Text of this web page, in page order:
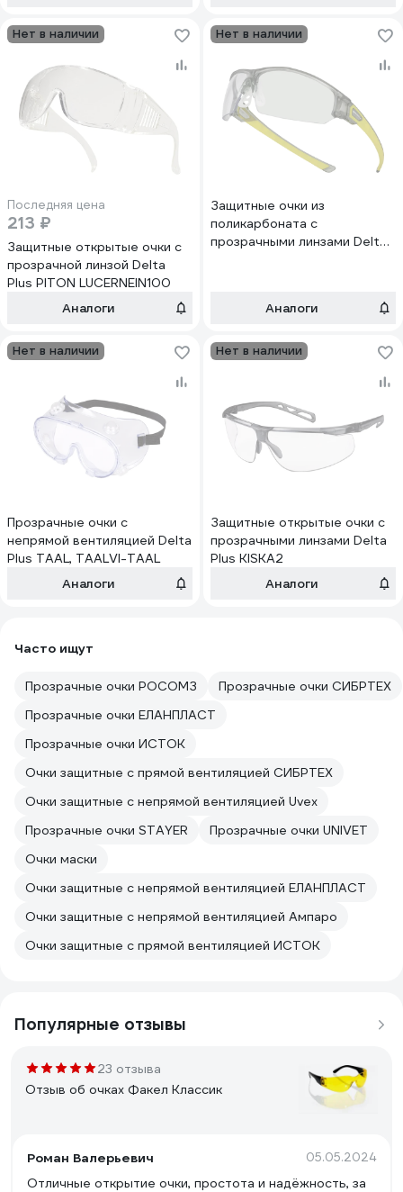
Нет в наличии
Последняя цена
213 ₽
Защитные открытые очки с
прозрачной линзой Delta
Plus PITON LUCERNEIN100
Аналоги
Нет в наличии
Защитные очки из
поликарбоната с
прозрачными линзами Delta
Аналоги
Нет в наличии
Прозрачные очки с
непрямой вентиляцией Delta
Plus TAAL, TAALVI-TAAL
Аналоги
Нет в наличии
Защитные открытые очки с
прозрачными линзами Delta
Plus KISKA2
Аналоги
Часто ищут
Прозрачные очки РОСОМЗ
Прозрачные очки СИБРТЕХ
Прозрачные очки ЕЛАНПЛАСТ
Прозрачные очки ИСТОК
Очки защитные с прямой вентиляцией СИБРТЕХ
Очки защитные с непрямой вентиляцией Uvex
Прозрачные очки STAYER
Прозрачные очки UNIVET
Очки маски
Очки защитные с непрямой вентиляцией ЕЛАНПЛАСТ
Очки защитные с непрямой вентиляцией Ампаро
Очки защитные с прямой вентиляцией ИСТОК
Популярные отзывы
23 отзыва
Отзыв об очках Факел Классик
Роман Валерьевич 05.05.2024
Отличные открытие очки, простота и надёжность, за